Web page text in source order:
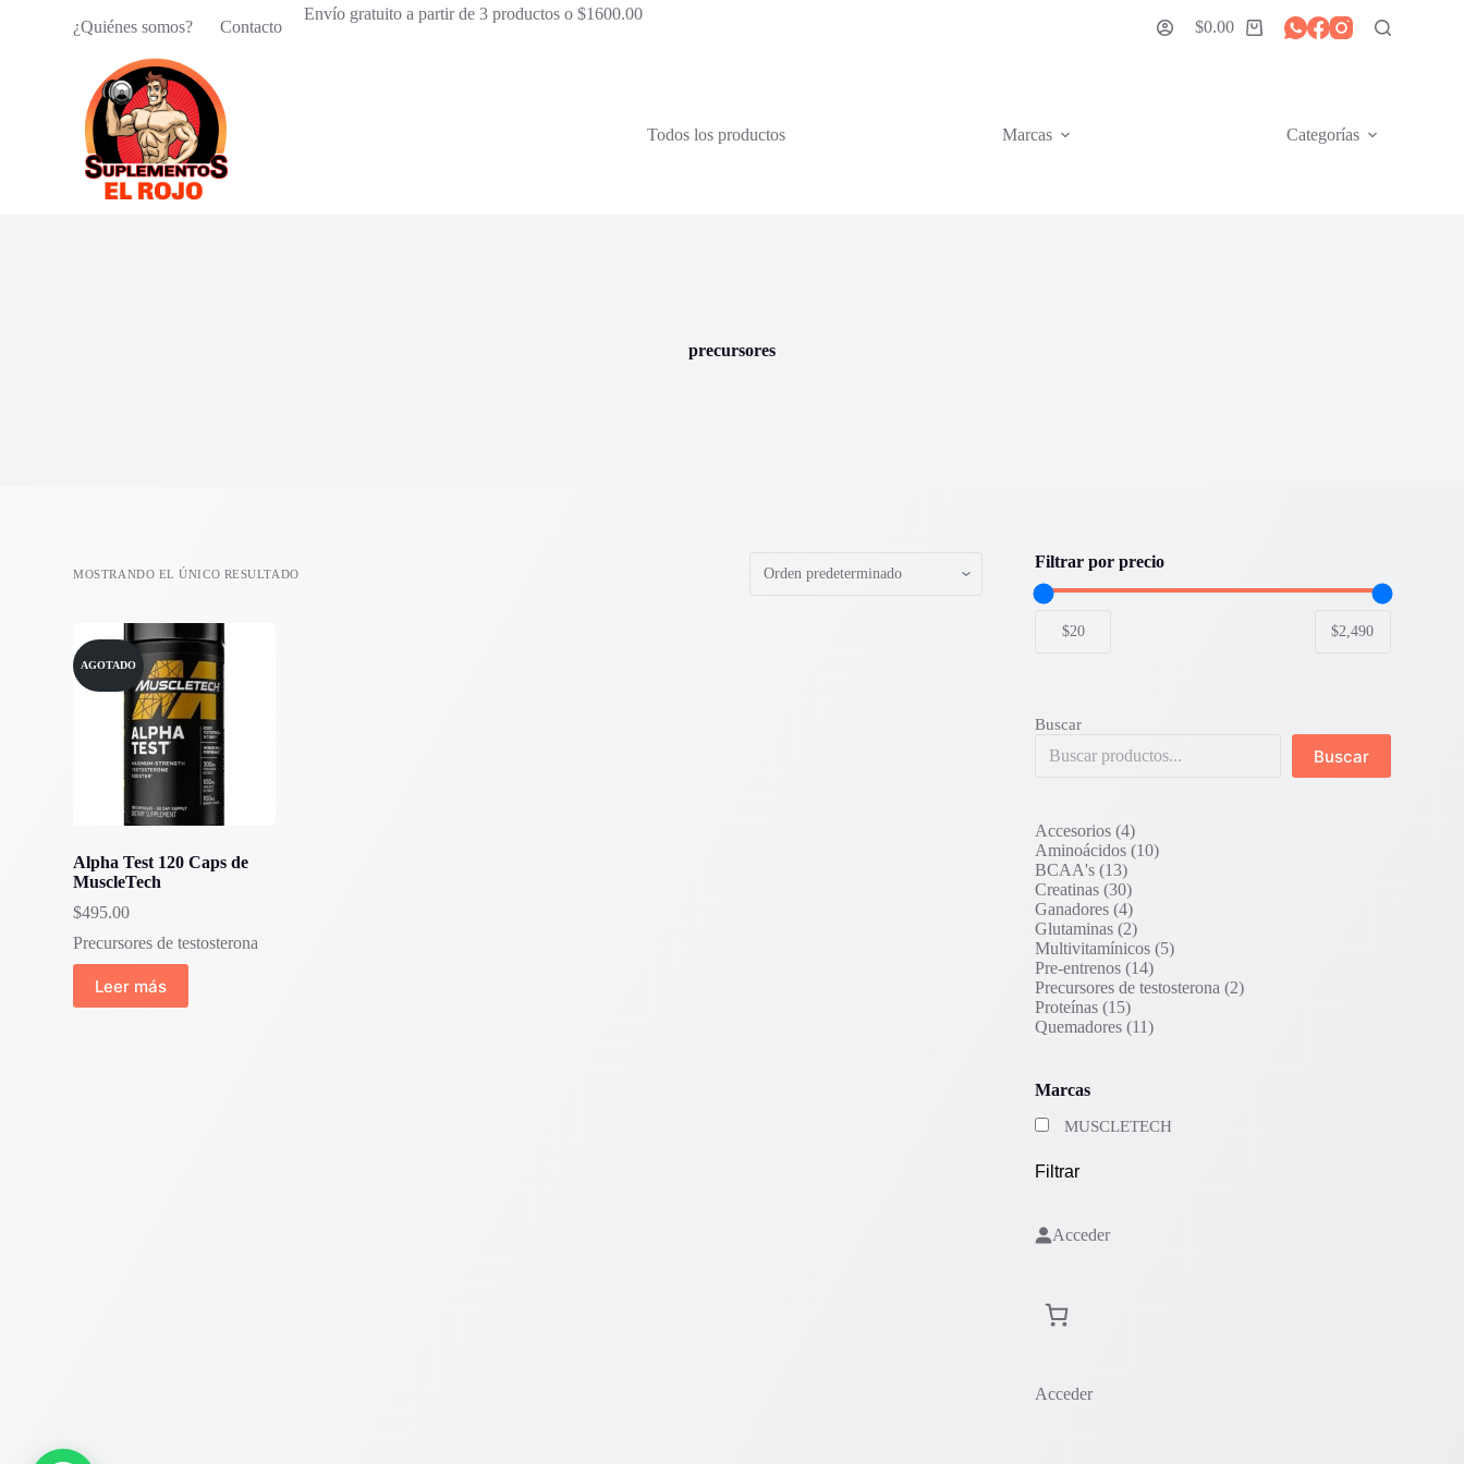
¿Quiénes somos? Contacto
Envío gratuito a partir de 3 productos o $1600.00
Carro
$0.00
Todos los productos Marcas Categorías
precursores
MOSTRANDO EL ÚNICO RESULTADO
AGOTADO
Alpha Test 120 Caps de
MuscleTech
$495.00
Precursores de testosterona
Leer más
Filtrar por precio
Buscar
Buscar
Accesorios 44
productos
Aminoácidos 1010
BCAA's 1313
productos
Creatinas 3030
productos
Ganadores 44
productos
Glutaminas 22
productos
Multivitamínicos 55
Pre-entrenos 1414
productos
Precursores de testosterona 22
Proteínas 1515
productos
Quemadores 1111
Marcas
MUSCLETECH
Filtrar
Acceder
Acceder